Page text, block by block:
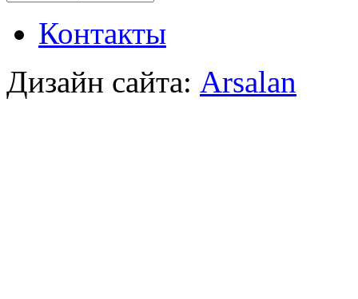
Контакты
Дизайн сайта: Arsalan